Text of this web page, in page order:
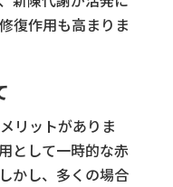
復作用も高まりま
リットがありま
として一時的な赤
かし、多くの場合